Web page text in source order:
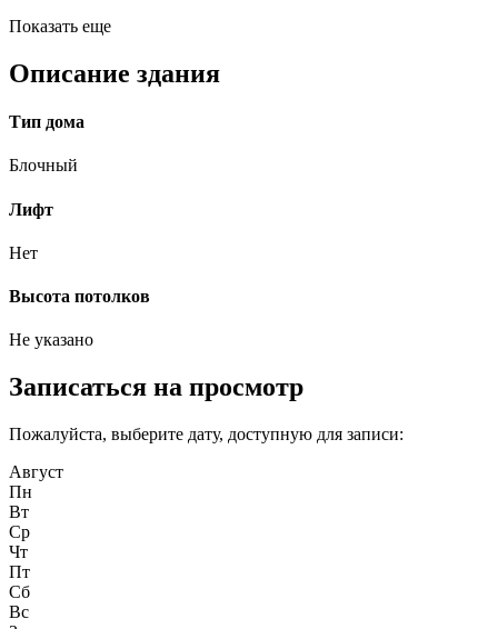
Показать еще
Описание здания
Тип дома
Блочный
Лифт
Нет
Высота потолков
Не указано
Записаться на просмотр
Пожалуйста, выберите дату, доступную для записи:
Август
Пн
Вт
Ср
Чт
Пт
Сб
Вс